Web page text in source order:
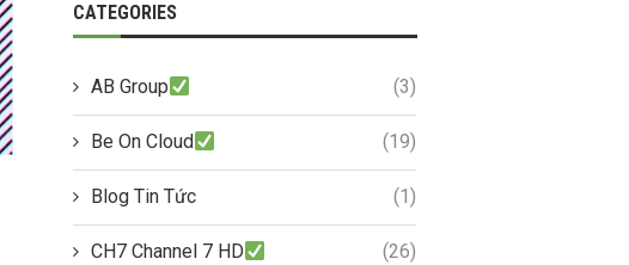
CATEGORIES
AB Group (3)
Be On Cloud (19)
Blog Tin Tức (1)
CH7 Channel 7 HD (26)